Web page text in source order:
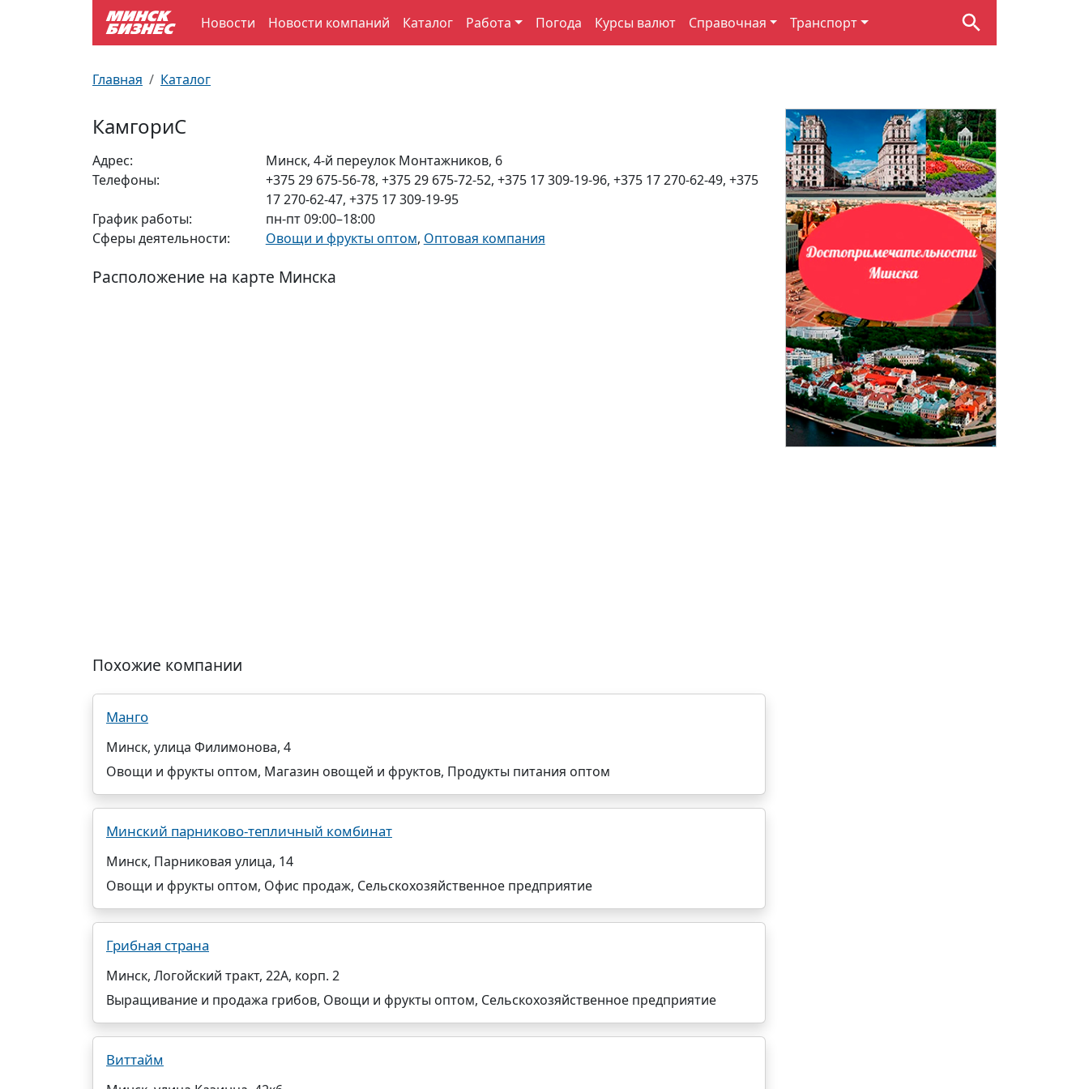
Новости Новости компаний Каталог Работа Погода Курсы валют Справочная Транспорт
Главная Каталог
КамгориС
Адрес:
Минск, 4-й переулок Монтажников, 6
Телефоны:
+375 29 675-56-78, +375 29 675-72-52, +375 17 309-19-96, +375 17 270-62-49, +375
17 270-62-47, +375 17 309-19-95
График работы:
пн-пт 09:00–18:00
Сферы деятельности:
Овощи и фрукты оптом, Оптовая компания
Расположение на карте Минска
Похожие компании
Манго
Минск, улица Филимонова, 4
Овощи и фрукты оптом, Магазин овощей и фруктов, Продукты питания оптом
Минский парниково-тепличный комбинат
Минск, Парниковая улица, 14
Овощи и фрукты оптом, Офис продаж, Сельскохозяйственное предприятие
Грибная страна
Минск, Логойский тракт, 22А, корп. 2
Выращивание и продажа грибов, Овощи и фрукты оптом, Сельскохозяйственное предприятие
Виттайм
Улицы Минска
Производственный календарь
Документы для ЗАГСа
Пробки на дорогах